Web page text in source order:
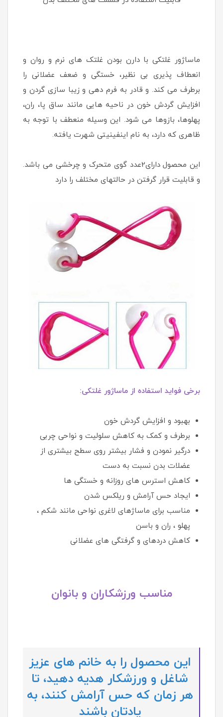
ماساژور غلتکی با دارن بودن غلتک های نرم و روان و
انعطاف پذیری بی نظیر، خستگی و ضعف عضلانی را
برطرف می کند. و قادر به فرم دهی و زیبا سازی گردن و
افزایش گردش خون در ناحیه هایی مانند ساق پا، ران،
پهلوها، بازوها می شود. این وسیله منعطف با توجه به
ظاهری که دارد، به نام اینفینیتی شهرت یافته.
این محصول دارای2عدد گوی متحرک و چرخشی می باشد.
و قابلیت قرار گرفتن در حالتهای مختلف را دارد
برخی فواید استفاده از ماساژور غلتکی:
بهبود و افزایش گردش خون
برطرف و کمک به کاهش سلولیت و نواحی چربی
درگیر نمودن و فشار بیشتر روی سطح بیشتری از
عضلات بدن نسبت به دست
کاهش استرس های روزانه و خستگی ها
ایجاد حس آرامش و ریلکس شدن
مناسب برای ماساژهای لاغری نواحی مانند شکم ،
پهلو ، ران و باسن
کاهش دردهای و گرفتگی های عضلانی
مناسب ورزشکاران و بانوان
این محصول را به خانم های عزیز
شاغل و ورزشکار هدیه دهید، تا
هر زمان که حس آرامش کنند، به
یادتان باشند